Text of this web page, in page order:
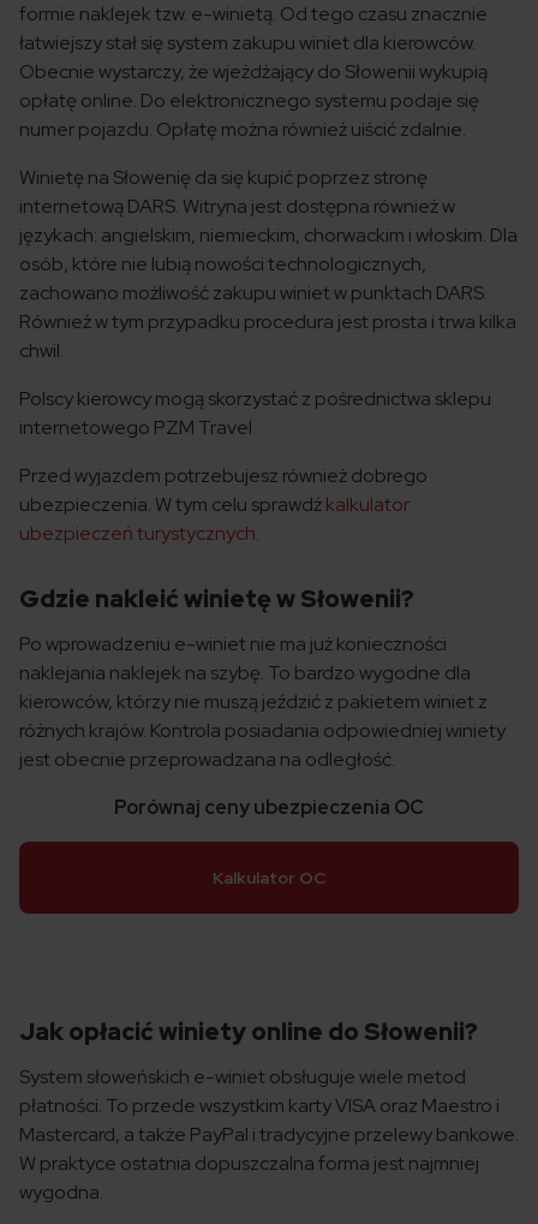
formie naklejek tzw. e-winietą. Od tego czasu znacznie
łatwiejszy stał się system zakupu winiet dla kierowców.
Obecnie wystarczy, że wjeżdżający do Słowenii wykupią
opłatę online. Do elektronicznego systemu podaje się
numer pojazdu. Opłatę można również uiścić zdalnie.
Winietę na Słowenię da się kupić poprzez stronę
internetową DARS. Witryna jest dostępna również w
językach: angielskim, niemieckim, chorwackim i włoskim. Dla
osób, które nie lubią nowości technologicznych,
zachowano możliwość zakupu winiet w punktach DARS.
Również w tym przypadku procedura jest prosta i trwa kilka
chwil.
Polscy kierowcy mogą skorzystać z pośrednictwa sklepu
internetowego PZM Travel.
Przed wyjazdem potrzebujesz również dobrego
ubezpieczenia. W tym celu sprawdźkalkulator
ubezpieczeń turystycznych.
Gdzie nakleić winietę w Słowenii?
Po wprowadzeniu e-winiet nie ma już konieczności
naklejania naklejek na szybę. To bardzo wygodne dla
kierowców, którzy nie muszą jeździć z pakietem winiet z
różnych krajów. Kontrola posiadania odpowiedniej winiety
jest obecnie przeprowadzana na odległość.
Porównaj ceny ubezpieczenia OC
Kalkulator OC
Jak opłacić winiety online do Słowenii?
System słoweńskich e-winiet obsługuje wiele metod
płatności. To przede wszystkim karty VISA oraz Maestro i
Mastercard, a także PayPal i tradycyjne przelewy bankowe.
W praktyce ostatnia dopuszczalna forma jest najmniej
wygodna.